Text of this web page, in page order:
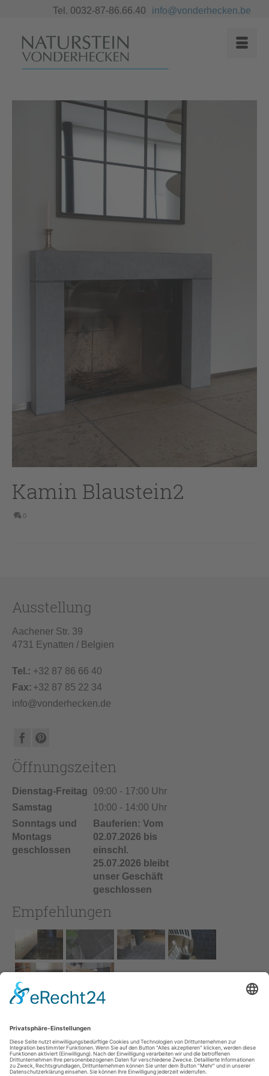
Tel. 0032-87-86.66.40 info@vonderhecken.be
Kamin Blaustein2
0
Ausstellung
Aachener Str. 39
4731 Eynatten / Belgien
Tel.: +32 87 86 66 40
Fax: +32 87 85 22 34
info@vonderhecken.de
Öffnungszeiten
Dienstag-Freitag
09:00 - 17:00 Uhr
Samstag
10:00 - 14:00 Uhr
Sonntags und
Montags
geschlossen
Bauferien: Vom
02.07.2026 bis
einschl.
25.07.2026 bleibt
unser Geschäft
geschlossen
Empfehlungen
Impressum
AGB